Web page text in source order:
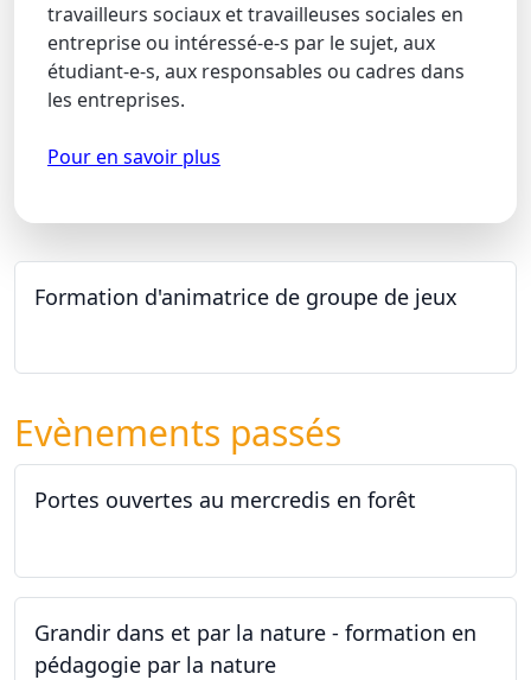
travailleurs sociaux et travailleuses sociales en
entreprise ou intéressé-e-s par le sujet, aux
étudiant-e-s, aux responsables ou cadres dans
les entreprises.
Pour en savoir plus
Formation d'animatrice de groupe de jeux
Evènements passés
Portes ouvertes au mercredis en forêt
Grandir dans et par la nature - formation en
pédagogie par la nature